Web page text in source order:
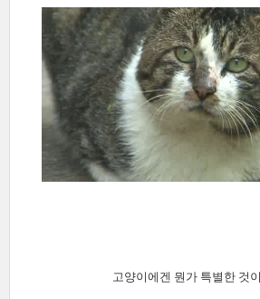
고양이에겐 뭔가 특별한 것